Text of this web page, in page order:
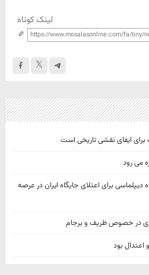
لینک کوتاه
ایفای نقشی تاریخی است
می رود
دیپلماسی برای اعتلای جایگاه ایران در عرصه
در خصوص ظریف و برجام
اعتدال بود